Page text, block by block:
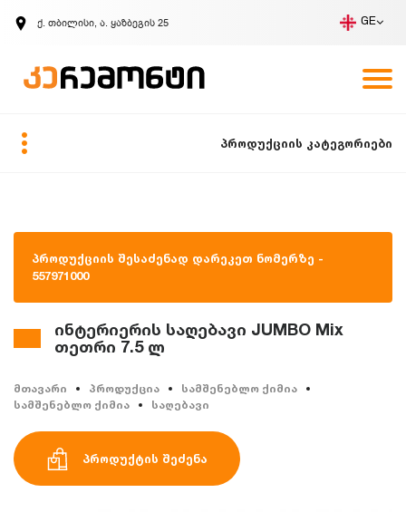
ქ. თბილისი, ა. ყაზბეგის 25 GE
ზარის მოთხოვნა
პროდუქციის კატეგორიები
პროდუქციის შესაძენად დარეკეთ ნომერზე -
557971000
ინტერიერის საღებავი JUMBO Mix
თეთრი 7.5 ლ
მთავარი პროდუქცია
სამშენებლო ქიმია
სამშენებლო ქიმია
საღებავი
პროდუქტის შეძენა